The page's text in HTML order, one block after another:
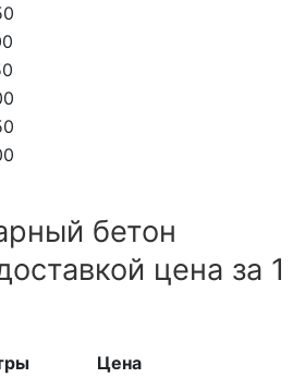
бетон
цена за 1
Цена